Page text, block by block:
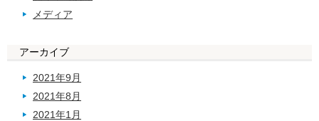
メディア
アーカイブ
2021年9月
2021年8月
2021年1月